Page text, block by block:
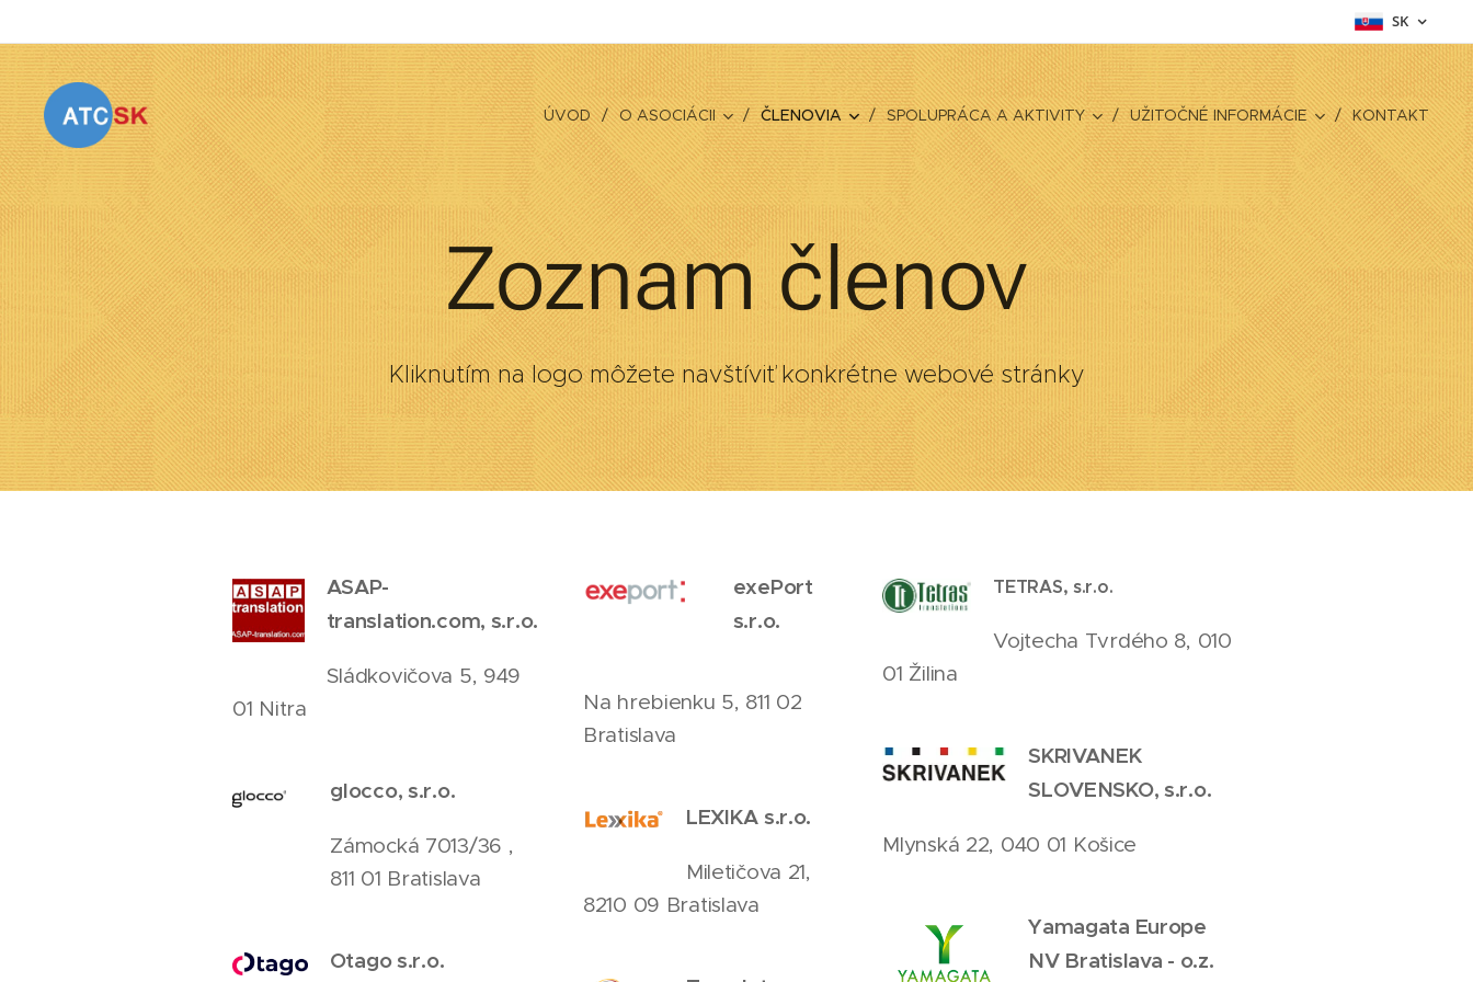
SK
ÚVOD O ASOCIÁCII ČLENOVIA SPOLUPRÁCA A AKTIVITY UŽITOČNÉ INFORMÁCIE KONTAKT
Zoznam členov
Kliknutím na logo môžete navštíviť konkrétne webové stránky
ASAP-
translation.com, s.r.o.
Sládkovičova 5, 949
01 Nitra
glocco, s.r.o.
Zámocká 7013/36 ,
811 01 Bratislava
Otago s.r.o.
exePort
s.r.o.
Na hrebienku 5, 811 02
Bratislava
LEXIKA s.r.o.
Miletičova 21,
8210 09 Bratislava
TETRAS, s.r.o.
Vojtecha Tvrdého 8, 010
01 Žilina
SKRIVANEK
SLOVENSKO, s.r.o.
Mlynská 22, 040 01 Košice
Yamagata Europe
NV Bratislava - o.z.